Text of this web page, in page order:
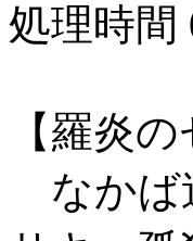
処理時間
【羅炎
なかば